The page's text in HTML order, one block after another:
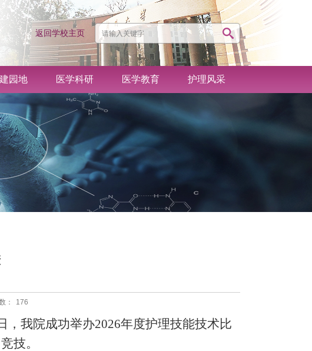
返回学校主页
园地 医学科研 医学教育 护理风采
： 176
，我院成功举办2026年度护理技能技术比
技。